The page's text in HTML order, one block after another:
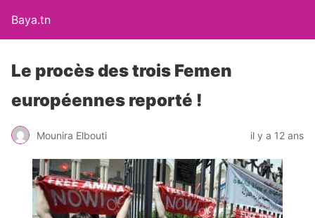
Baya.tn
Le procès des trois Femen
européennes reporté !
Mounira Elbouti il y a 12 ans